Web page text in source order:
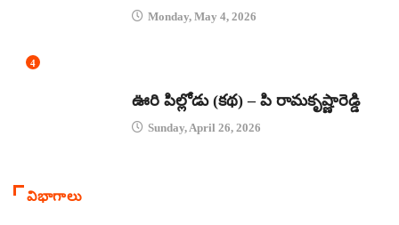
Monday, May 4, 2026
4
ఊరి పిల్లోడు (కథ) – పి రామకృష్ణారెడ్డి
Sunday, April 26, 2026
విభాగాలు